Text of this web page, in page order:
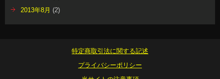
2013年8月 (2)
特定商取引法に関する記述
プライバシーポリシー